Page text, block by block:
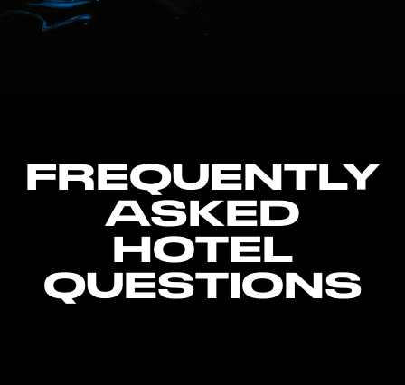
FREQUENTLY
ASKED
HOTEL
QUESTIONS